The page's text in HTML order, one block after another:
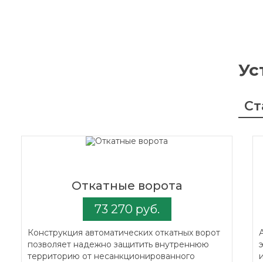
Откатные ворота
73 270 руб.
Конструкция автоматических откатных ворот
позволяет надежно защитить внутреннюю
территорию от несанкционированного